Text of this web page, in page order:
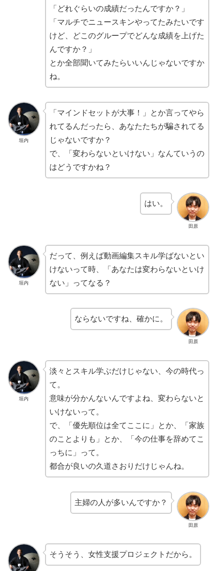
「どれぐらいの成績だったんですか？」
「マルチでニュースキンやってたみたいです
けど、どこのグループでどんな成績を上げた
んですか？」
とか全部聞いてみたらいいんじゃないですか
ね。
垣内
「マインドセットが大事！」とか言ってやら
れてるんだったら、あなたたちが騙されてる
じゃないですか？
で、「変わらないといけない」なんていうの
はどうですかね？
田原
はい。
垣内
だって、例えば動画編集スキル学ばないとい
けないって時、「あなたは変わらないといけ
ない」ってなる？
田原
ならないですね、確かに。
垣内
淡々とスキル学ぶだけじゃない、今の時代っ
て。
意味が分かんないんですよね、変わらないと
いけないって。
で、「優先順位は全てここに」とか、「家族
のことよりも」とか、「今の仕事を辞めてこ
っちに」って。
都合が良いの久道さおりだけじゃんね。
田原
主婦の人が多いんですか？
そうそう、女性支援プロジェクトだから。